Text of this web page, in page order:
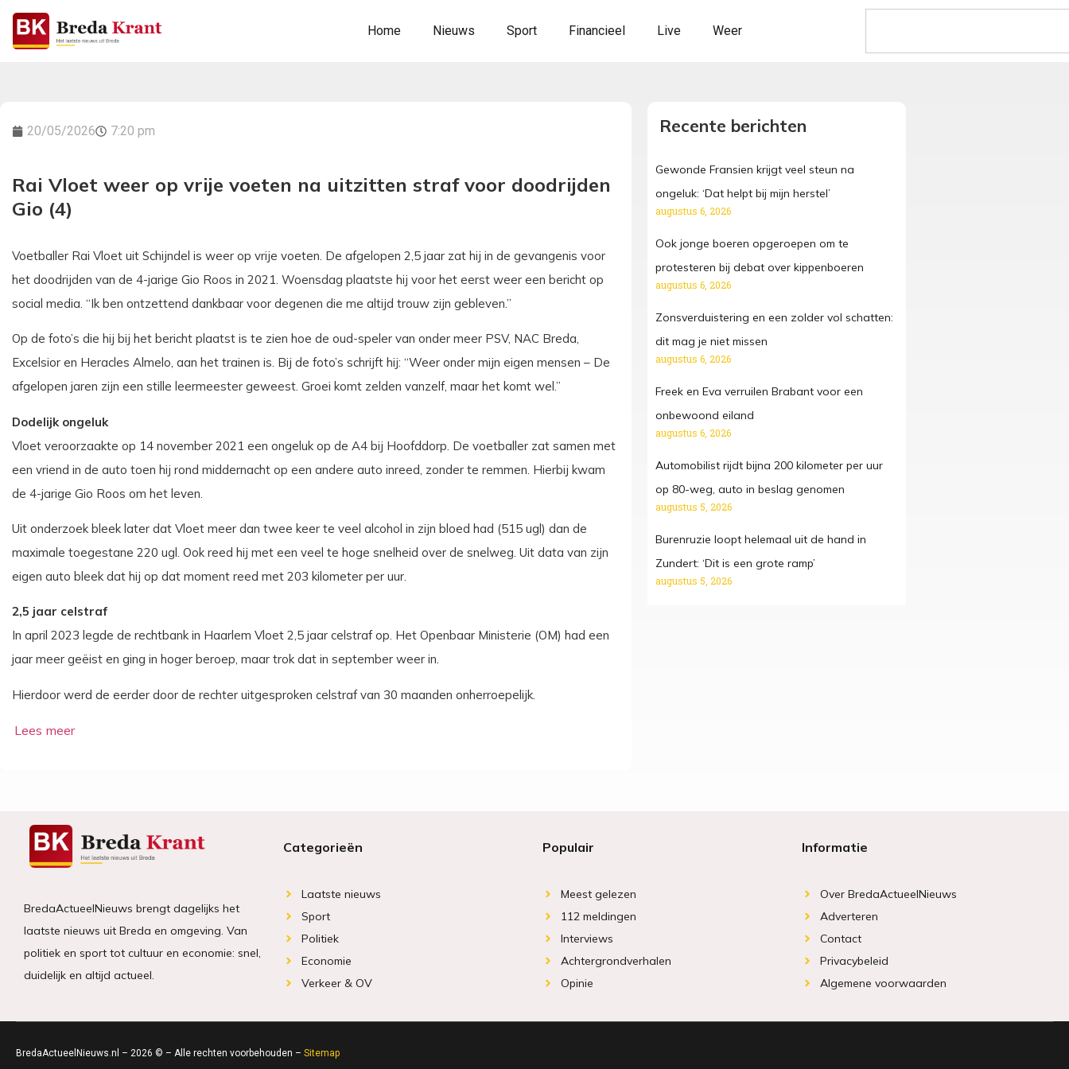
Home Nieuws Sport Financieel Live Weer
20/05/2026 7:20 pm
Rai Vloet weer op vrije voeten na uitzitten straf voor doodrijden
Gio (4)
Voetballer Rai Vloet uit Schijndel is weer op vrije voeten. De afgelopen 2,5 jaar zat hij in de gevangenis voor
het doodrijden van de 4-jarige Gio Roos in 2021. Woensdag plaatste hij voor het eerst weer een bericht op
social media. “Ik ben ontzettend dankbaar voor degenen die me altijd trouw zijn gebleven.”
Op de foto’s die hij bij het bericht plaatst is te zien hoe de oud-speler van onder meer PSV, NAC Breda,
Excelsior en Heracles Almelo, aan het trainen is. Bij de foto’s schrijft hij: “Weer onder mijn eigen mensen – De
afgelopen jaren zijn een stille leermeester geweest. Groei komt zelden vanzelf, maar het komt wel.”
Dodelijk ongeluk
Vloet veroorzaakte op 14 november 2021 een ongeluk op de A4 bij Hoofddorp. De voetballer zat samen met
een vriend in de auto toen hij rond middernacht op een andere auto inreed, zonder te remmen. Hierbij kwam
de 4-jarige Gio Roos om het leven.
Uit onderzoek bleek later dat Vloet meer dan twee keer te veel alcohol in zijn bloed had (515 ugl) dan de
maximale toegestane 220 ugl. Ook reed hij met een veel te hoge snelheid over de snelweg. Uit data van zijn
eigen auto bleek dat hij op dat moment reed met 203 kilometer per uur.
2,5 jaar celstraf
In april 2023 legde de rechtbank in Haarlem Vloet 2,5 jaar celstraf op. Het Openbaar Ministerie (OM) had een
jaar meer geëist en ging in hoger beroep, maar trok dat in september weer in.
Hierdoor werd de eerder door de rechter uitgesproken celstraf van 30 maanden onherroepelijk.
Recente berichten
Gewonde Fransien krijgt veel steun na
ongeluk: ‘Dat helpt bij mijn herstel’
augustus 6, 2026
Ook jonge boeren opgeroepen om te
protesteren bij debat over kippenboeren
augustus 6, 2026
Zonsverduistering en een zolder vol schatten:
dit mag je niet missen
augustus 6, 2026
Freek en Eva verruilen Brabant voor een
onbewoond eiland
augustus 6, 2026
Automobilist rijdt bijna 200 kilometer per uur
op 80-weg, auto in beslag genomen
augustus 5, 2026
Burenruzie loopt helemaal uit de hand in
Zundert: ‘Dit is een grote ramp’
augustus 5, 2026
BredaActueelNieuws brengt dagelijks het
laatste nieuws uit Breda en omgeving. Van
politiek en sport tot cultuur en economie: snel,
duidelijk en altijd actueel.
Categorieën
Laatste nieuws
Sport
Politiek
Economie
Verkeer & OV
Populair
Meest gelezen
112 meldingen
Interviews
Achtergrondverhalen
Opinie
Informatie
Over BredaActueelNieuws
Adverteren
Contact
Privacybeleid
Algemene voorwaarden
BredaActueelNieuws.nl – 2026 © – Alle rechten voorbehouden – Sitemap